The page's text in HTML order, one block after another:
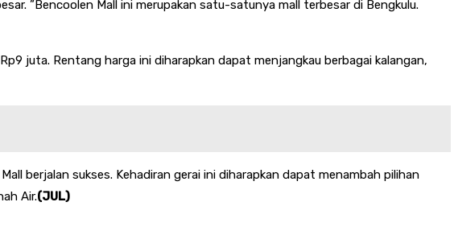
”Bencoolen Mall ini merupakan satu-satunya mall terbesar di Bengkulu.
juta. Rentang harga ini diharapkan dapat menjangkau berbagai kalangan,
berjalan sukses. Kehadiran gerai ini diharapkan dapat menambah pilihan
Air.(JUL)